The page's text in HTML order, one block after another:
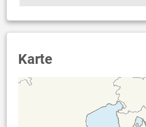
Karte